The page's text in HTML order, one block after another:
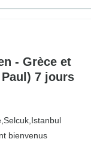
- Grèce et
7 jours
Selcuk, Istanbul
bienvenus